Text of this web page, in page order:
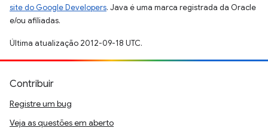
site do Google Developers. Java é uma marca registrada da Oracle
e/ou afiliadas.
Última atualização 2012-09-18 UTC.
Contribuir
Registre um bug
Veja as questões em aberto